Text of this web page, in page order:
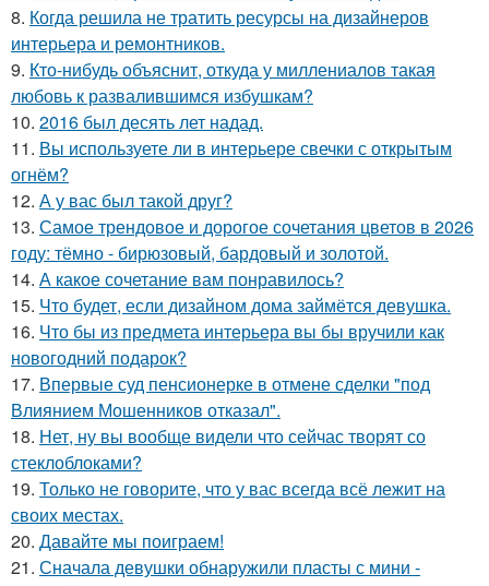
8. Когда решила не тратить ресурсы на дизайнеров
интерьера и ремонтников.
9. Кто-нибудь объяснит, откуда у миллениалов такая
любовь к развалившимся избушкам?
10. 2016 был десять лет надад.
11. Вы используете ли в интерьере свечки с открытым
огнём?
12. А у вас был такой друг?
13. Самое трендовое и дорогое сочетания цветов в 2026
году: тёмно - бирюзовый, бардовый и золотой.
14. А какое сочетание вам понравилось?
15. Что будет, если дизайном дома займётся девушка.
16. Что бы из предмета интерьера вы бы вручили как
новогодний подарок?
17. Впервые суд пенсионерке в отмене сделки "под
Влиянием Мошенников отказал".
18. Нет, ну вы вообще видели что сейчас творят со
стеклоблоками?
19. Только не говорите, что у вас всегда всё лежит на
своих местах.
20. Давайте мы поиграем!
21. Сначала девушки обнаружили пласты с мини -